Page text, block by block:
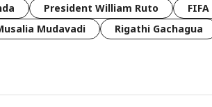
President William Ruto FIFA
Mudavadi Rigathi Gachagua